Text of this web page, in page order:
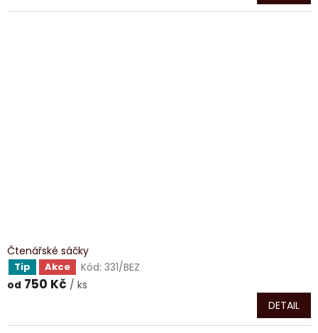
Čtenářské sáčky
Tip Akce Kód: 331/BEZ
od 750 Kč / ks
DETAIL